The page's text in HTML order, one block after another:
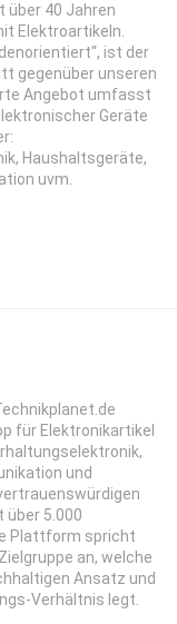
über 40 Jahren
Elektroartikeln.
ist der
gegenüber unseren
Angebot umfasst
Geräte
Haushaltsgeräte,
uvm.
für Elektronikartikel
und
über 5.000
Plattform spricht
an, welche
Ansatz und
Verhältnis legt.